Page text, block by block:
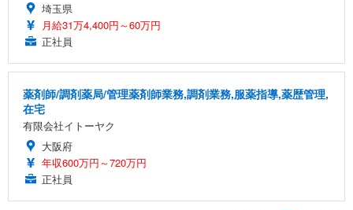
埼玉県
月給31万4,400円～60万円
正社員
薬剤師/調剤薬局/管理薬剤師業務,調剤業務,服薬指導,薬歴管理,
在宅
有限会社イトーヤク
大阪府
年収600万円～720万円
正社員